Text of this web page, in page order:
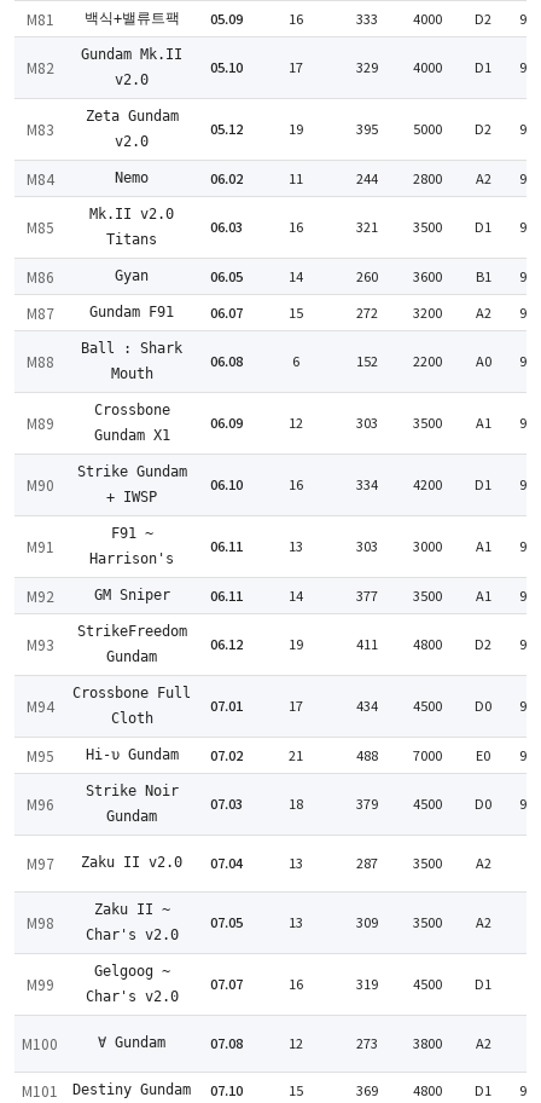
M81 백식+밸류트팩 05.09 16 333 4000 D2 90
M82
Gundam Mk.II
v2.0
05.10 17 329 4000 D1 98
M83
Zeta Gundam
v2.0
05.12 19 395 5000 D2 98
M84 Nemo 06.02 11 244 2800 A2 96
M85
Mk.II v2.0
Titans
06.03 16 321 3500 D1 98
M86 Gyan 06.05 14 260 3600 B1 96
M87 Gundam F91 06.07 15 272 3200 A2 94
M88
Ball : Shark
Mouth
06.08 6 152 2200 A0 98
M89
Crossbone
Gundam X1
06.09 12 303 3500 A1 95
M90
Strike Gundam
+ IWSP
06.10 16 334 4200 D1 98
M91
F91 ~
Harrison's
06.11 13 303 3000 A1 94
M92 GM Sniper 06.11 14 377 3500 A1 91
M93
StrikeFreedom
Gundam
06.12 19 411 4800 D2 98
M94
Crossbone Full
Cloth
07.01 17 434 4500 D0 94
M95 Hi-υ Gundam 07.02 21 488 7000 E0 99
M96
Strike Noir
Gundam
07.03 18 379 4500 D0 91
M97 Zaku II v2.0 07.04 13 287 3500 A2
M98
Zaku II ~
Char's v2.0
07.05 13 309 3500 A2
M99
Gelgoog ~
Char's v2.0
07.07 16 319 4500 D1
M100 ∀ Gundam 07.08 12 273 3800 A2
M101 Destiny Gundam 07.10 15 369 4800 D1 99